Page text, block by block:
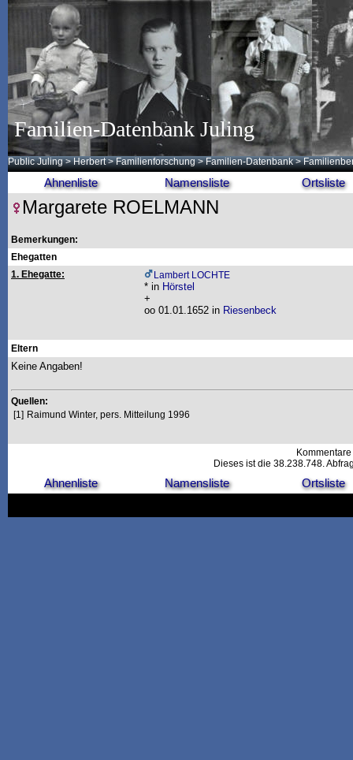
Familien-Datenbank Juling
Public Juling >Herbert >Familienforschung >Familien-Datenbank >
Ahnenliste Namensliste Ortsliste
Margarete ROELMANN
Bemerkungen:
Ehegatten
1. Ehegatte:
Lambert LOCHTE
* in Hörstel
+
oo 01.01.1652 in Riesenbeck
Eltern
Keine Angaben!
Quellen:
[1] Raimund Winter, pers. Mitteilung 1996
Dieses ist die 38.238.748.
Ahnenliste Namensliste Ortsliste